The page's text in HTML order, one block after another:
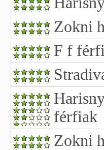
Zokni
F f
férfiak
Zokni